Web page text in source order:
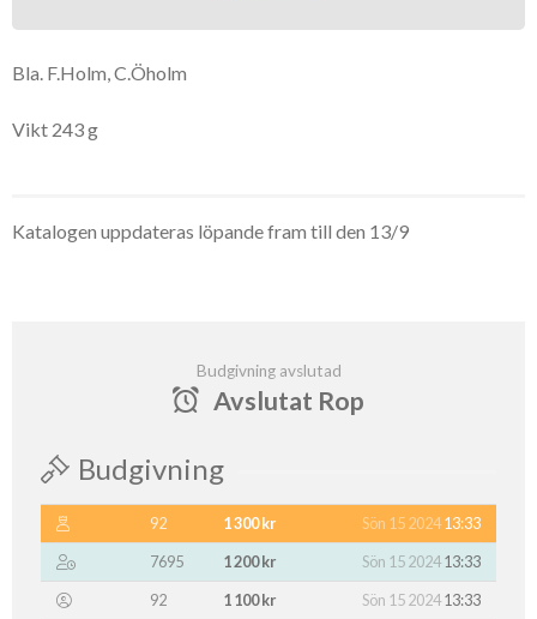
Bla. F.Holm, C.Öholm
Vikt 243 g
Katalogen uppdateras löpande fram till den 13/9
Budgivning avslutad
Avslutat Rop
Budgivning
92 1 300 kr Sön 15 202413:33
7695
1 200 kr Sön 15 202413:33
92
1 100 kr Sön 15 202413:33